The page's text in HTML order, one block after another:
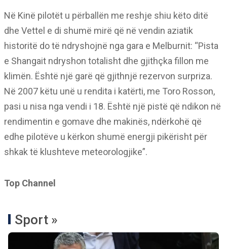
Në Kinë pilotët u përballën me reshje shiu këto ditë
dhe Vettel e di shumë mirë që në vendin aziatik
historitë do të ndryshojnë nga gara e Melburnit: “Pista
e Shangait ndryshon totalisht dhe gjithçka fillon me
klimën. Është një garë që gjithnjë rezervon surpriza.
Në 2007 këtu unë u rendita i katërti, me Toro Rosson,
pasi u nisa nga vendi i 18. Është një pistë që ndikon në
rendimentin e gomave dhe makinës, ndërkohë që
edhe pilotëve u kërkon shumë energji pikërisht për
shkak të klushteve meteorologjike”.
Top Channel
Sport »